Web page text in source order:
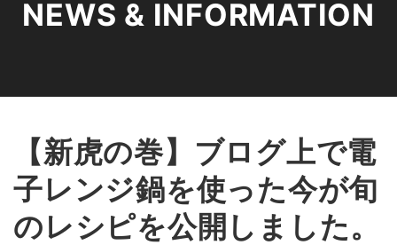
NEWS & INFORMATION
【新虎の巻】ブログ上で電
子レンジ鍋を使った今が旬
のレシピを公開しました。